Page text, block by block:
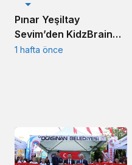
Pınar Yeşiltay
Sevim’den KidzBrain
Vizyonu
1 hafta önce